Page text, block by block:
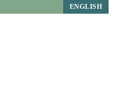
ENGLISH